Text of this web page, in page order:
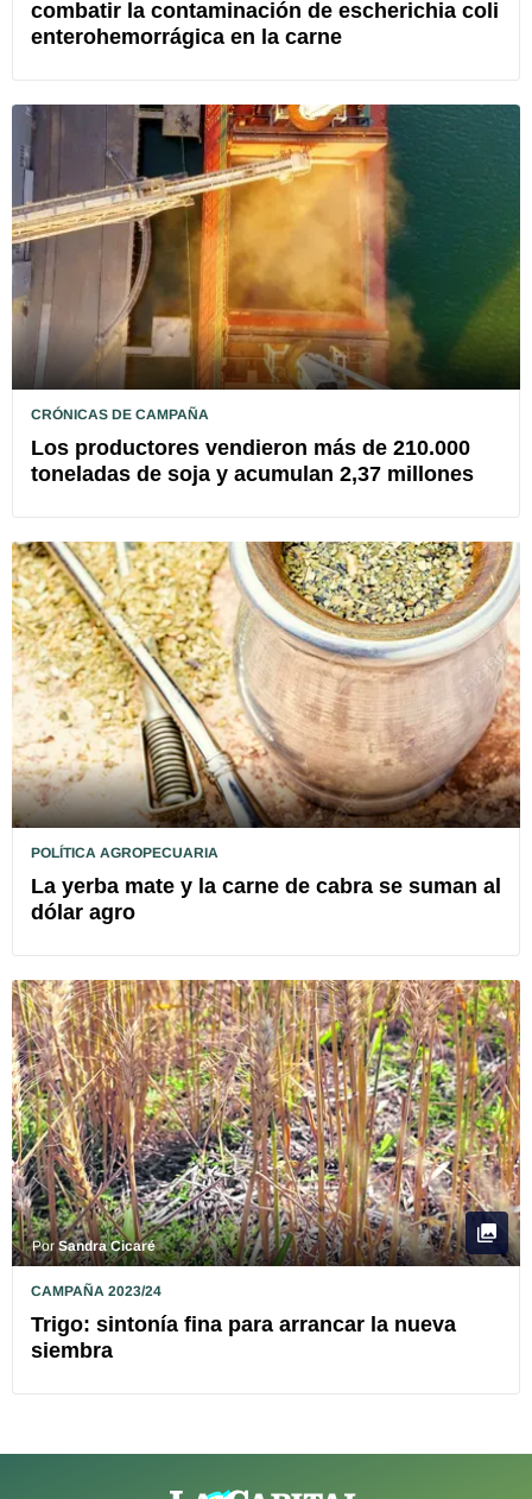
combatir la contaminación de escherichia coli
enterohemorrágica en la carne
CRÓNICAS DE CAMPAÑA
Los productores vendieron más de 210.000
toneladas de soja y acumulan 2,37 millones
POLÍTICA AGROPECUARIA
La yerba mate y la carne de cabra se suman al
dólar agro
PorSandra Cicaré
CAMPAÑA 2023/24
Trigo: sintonía fina para arrancar la nueva
siembra